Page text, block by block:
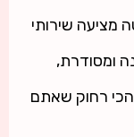
מציעה שירותי
ומסודרת,
רחוק שאתם